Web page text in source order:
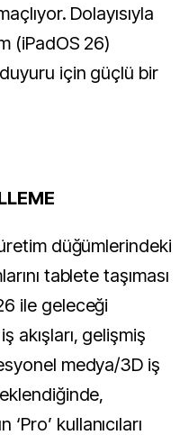
Dolayısıyla
(iPadOS 26)
duyuru için güçlü bir
üretim düğümlerindeki
tablete taşıması
ile geleceği
akışları, gelişmiş
medya/3D iş
kullanıcıları